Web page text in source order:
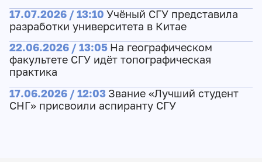
17.07.2026 / 13:10 Учёный СГУ представила
разработки университета в Китае
22.06.2026 / 13:05 На географическом
факультете СГУ идёт топографическая
практика
17.06.2026 / 12:03 Звание «Лучший студент
СНГ» присвоили аспиранту СГУ